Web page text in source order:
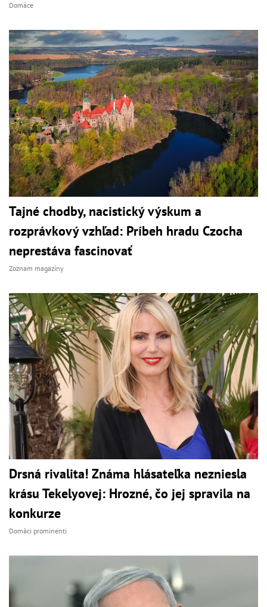
Domáce
Tajné chodby, nacistický výskum a
rozprávkový vzhľad: Príbeh hradu Czocha
neprestáva fascinovať
Zoznam magazíny
Drsná rivalita! Známa hlásateľka nezniesla
krásu Tekelyovej: Hrozné, čo jej spravila na
konkurze
Domáci prominenti